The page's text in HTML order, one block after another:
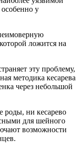
у
ложится на
эту проблему,
методика кесарева
через небольшой
роды, ни кесарево
для шейного
возможности